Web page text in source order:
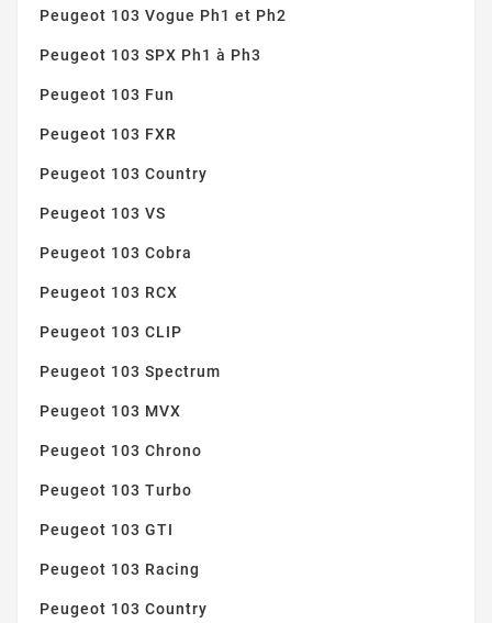
Peugeot 103 Vogue Ph1 et Ph2
Peugeot 103 SPX Ph1 à Ph3
Peugeot 103 Fun
Peugeot 103 FXR
Peugeot 103 Country
Peugeot 103 VS
Peugeot 103 Cobra
Peugeot 103 RCX
Peugeot 103 CLIP
Peugeot 103 Spectrum
Peugeot 103 MVX
Peugeot 103 Chrono
Peugeot 103 Turbo
Peugeot 103 GTI
Peugeot 103 Racing
Peugeot 103 Country